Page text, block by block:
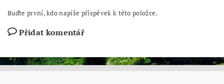
Buďte první, kdo napíše příspěvek k této položce.
Přidat komentář